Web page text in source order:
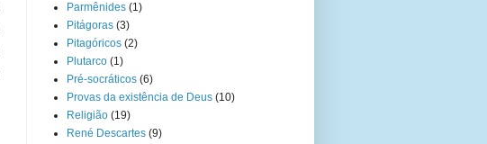
Parmênides (1)
Pitágoras (3)
Pitagóricos (2)
Plutarco (1)
Pré-socráticos (6)
Provas da existência de Deus (10)
Religião (19)
René Descartes (9)